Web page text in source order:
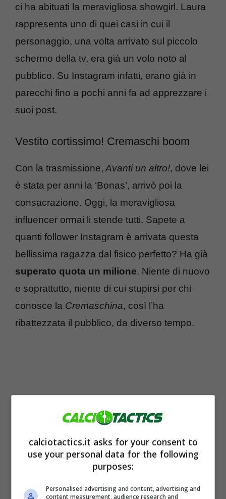
ci ha abituati la meravigliosa showgirl. Laura
rappresenta uno di quei casi in cui il
personaggio, una volta arrivato sul piccolo
schermo della tv, era già un volo noto al
pubblico. Su Instagram infatti, erano già in
parecchi fino a pochi anni fa ad apprezzare i
suoi post.
Vestito cortissimo! Cremaschi boom
Con la trasmissione, Avanti un altro!, dove lei
è stata per anni la ‘Bonas’, arrivò poi la
consacrazione. Oggi, la meravigliosa
influencer ormai li stende tutti. Sapete a
quanti follower Instagram è arrivata questa
bellissima ragazza dal fisico perfetto? Ha già
superato quota un milione. Niente di nuovo
e soprattutto, niente di cui stupirsi per chi
conosce la Cremaschina, così l’ha
ribattezzata il pubblico, da diverso tempo.
In fondo, la bergamasca classe ’87 ci sa fare
calciotactics.it asks for your consent to
use your personal data for the following
purposes:
Personalised advertising and content, advertising and
content measurement, audience research and